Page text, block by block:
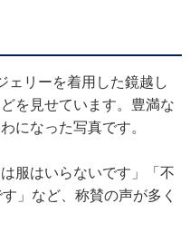
ェリーを着用した鏡越し
を見せています。豊満な
になった写真です。
服はいらないです」「不
」など、称賛の声が多く